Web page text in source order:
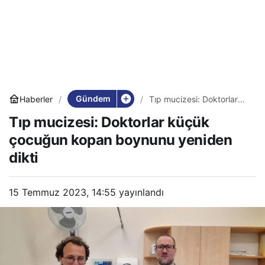
Haberler Gündem
Tıp mucizesi: Doktorlar
boynunu yeniden dikti
Tıp mucizesi: Doktorlar küçük
çocuğun kopan boynunu yeniden
dikti
15 Temmuz 2023, 14:55 yayınlandı